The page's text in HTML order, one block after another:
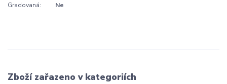
Gradovaná:
Ne
Zboží zařazeno v kategoriích